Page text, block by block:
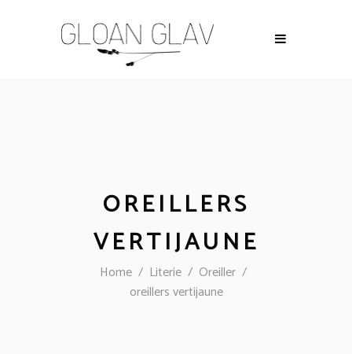
OREILLERS
VERTIJAUNE
Home/ Literie/ Oreiller/
oreillers vertijaune